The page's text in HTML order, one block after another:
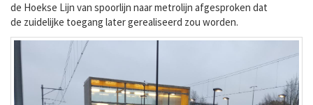
de Hoekse Lijn van spoorlijn naar metrolijn afgesproken dat
de zuidelijke toegang later gerealiseerd zou worden.